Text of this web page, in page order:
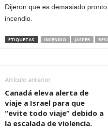
Dijeron que es demasiado
incendio.
ETIQUETAS INCENDIO JASPER
Artículo anterior
Canadá eleva alerta de
viaje a Israel para que
“evite todo viaje” debido a
la escalada de violencia.